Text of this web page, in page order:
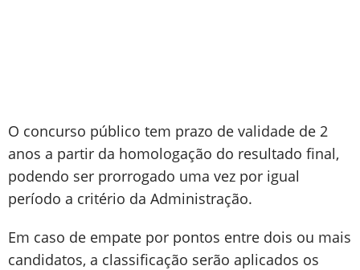
O concurso público tem prazo de validade de 2
anos a partir da homologação do resultado final,
podendo ser prorrogado uma vez por igual
período a critério da Administração.
Em caso de empate por pontos entre dois ou mais
candidatos, a classificação serão aplicados os